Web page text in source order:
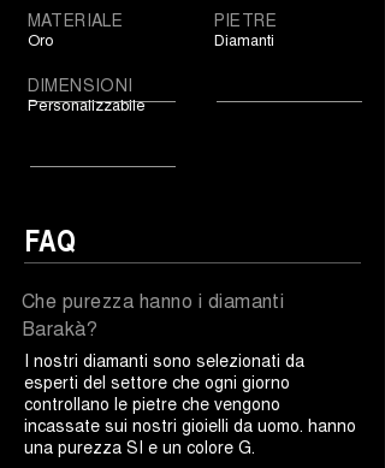
MATERIALE
Oro
DIMENSIONI
Personalizzabile
PIETRE
Diamanti
FAQ
Che purezza hanno i diamanti
Barakà?
I nostri diamanti sono selezionati da
esperti del settore che ogni giorno
controllano le pietre che vengono
incassate sui nostri gioielli da uomo. hanno
una purezza SI e un colore G.